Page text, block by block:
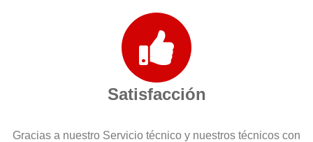
Satisfacción
Gracias a nuestro Servicio técnico y nuestros técnicos con